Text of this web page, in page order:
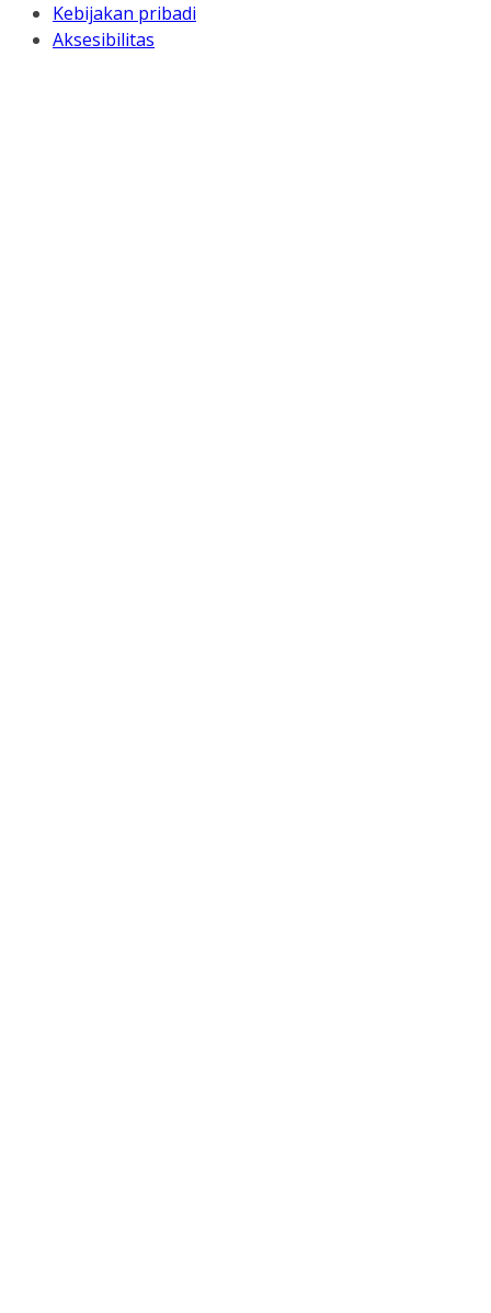
Kebijakan pribadi
Aksesibilitas